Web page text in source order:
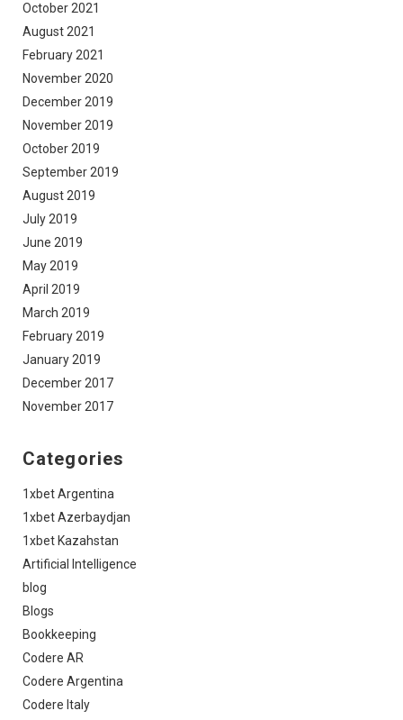
October 2021
August 2021
February 2021
November 2020
December 2019
November 2019
October 2019
September 2019
August 2019
July 2019
June 2019
May 2019
April 2019
March 2019
February 2019
January 2019
December 2017
November 2017
Categories
1xbet Argentina
1xbet Azerbaydjan
1xbet Kazahstan
Artificial Intelligence
blog
Blogs
Bookkeeping
Codere AR
Codere Argentina
Codere Italy